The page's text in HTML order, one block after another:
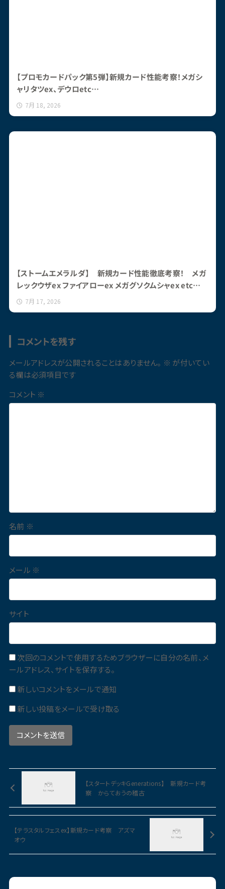
【プロモカードパック第5弾】新規カード性能考察！メガシ
ャリタツex、デウロetc…
7月 18, 2026
【ストームエメラルダ】 新規カード性能徹底考察！ メガ
レックウザex ファイアローex メガグソクムシャex etc…
7月 17, 2026
コメントを残す
メールアドレスが公開されることはありません。 ※ が付いてい
る欄は必須項目です
コメント ※
名前 ※
メール ※
サイト
次回のコメントで使用するためブラウザーに自分の名前、メ
ールアドレス、サイトを保存する。
新しいコメントをメールで通知
新しい投稿をメールで受け取る
【スタートデッキGenerations】 新規カード考
察 からておうの稽古
【テラスタルフェスex】新規カード考察 アズマ
オウ